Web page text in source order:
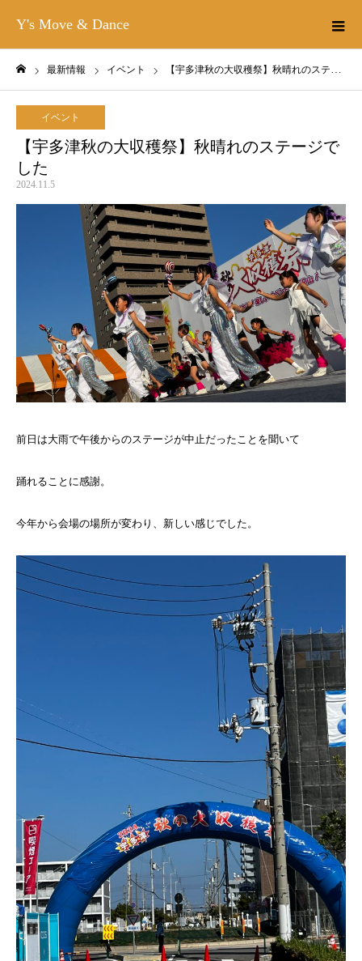
Y's Move & Dance
最新情報 イベント 【宇多津秋の大収穫祭】秋晴れのステージでした
イベント
【宇多津秋の大収穫祭】秋晴れのステージで
した
2024.11.5
前日は大雨で午後からのステージが中止だったことを聞いて
踊れることに感謝。
今年から会場の場所が変わり、新しい感じでした。